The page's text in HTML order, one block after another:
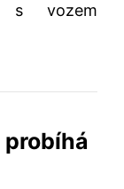
s vozem